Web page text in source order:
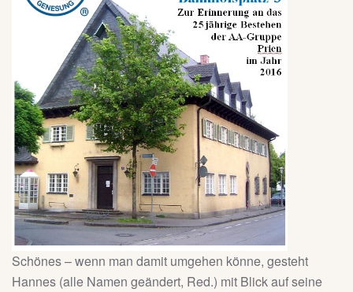
Schönes – wenn man damit umgehen könne, gesteht
Hannes (alle Namen geändert, Red.) mit Blick auf seine